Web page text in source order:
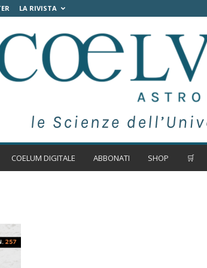
LA RIVISTA
COELUM DIGITALE ABBONATI SHOP 🛒